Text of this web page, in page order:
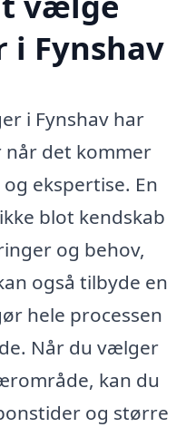
i Fynshav
i Fynshav har
det kommer
ekspertise. En
blot kendskab
og behov,
også tilbyde en
hele processen
Når du vælger
kan du
og større